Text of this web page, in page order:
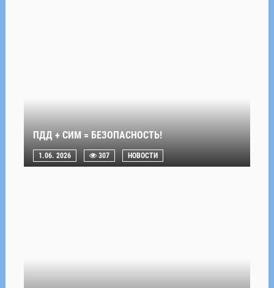
ПДД + СИМ = БЕЗОПАСНОСТЬ!
1.06. 2026 307 НОВОСТИ